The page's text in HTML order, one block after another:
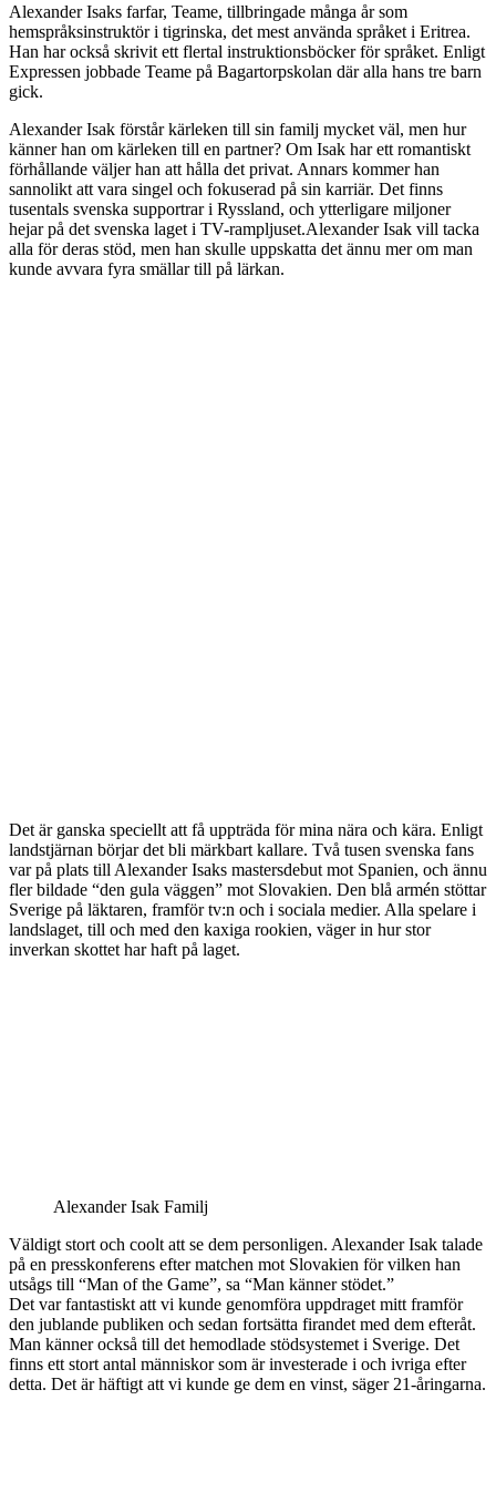
Alexander Isaks farfar, Teame, tillbringade många år som
hemspråksinstruktör i tigrinska, det mest använda språket i Eritrea.
Han har också skrivit ett flertal instruktionsböcker för språket. Enligt
Expressen jobbade Teame på Bagartorpskolan där alla hans tre barn
gick.
Alexander Isak förstår kärleken till sin familj mycket väl, men hur
känner han om kärleken till en partner? Om Isak har ett romantiskt
förhållande väljer han att hålla det privat. Annars kommer han
sannolikt att vara singel och fokuserad på sin karriär. Det finns
tusentals svenska supportrar i Ryssland, och ytterligare miljoner
hejar på det svenska laget i TV-rampljuset.Alexander Isak vill tacka
alla för deras stöd, men han skulle uppskatta det ännu mer om man
kunde avvara fyra smällar till på lärkan.
Det är ganska speciellt att få uppträda för mina nära och kära. Enligt
landstjärnan börjar det bli märkbart kallare. Två tusen svenska fans
var på plats till Alexander Isaks mastersdebut mot Spanien, och ännu
fler bildade “den gula väggen” mot Slovakien. Den blå armén stöttar
Sverige på läktaren, framför tv:n och i sociala medier. Alla spelare i
landslaget, till och med den kaxiga rookien, väger in hur stor
inverkan skottet har haft på laget.
Alexander Isak Familj
Väldigt stort och coolt att se dem personligen. Alexander Isak talade
på en presskonferens efter matchen mot Slovakien för vilken han
utsågs till “Man of the Game”, sa “Man känner stödet.”
Det var fantastiskt att vi kunde genomföra uppdraget mitt framför
den jublande publiken och sedan fortsätta firandet med dem efteråt.
Man känner också till det hemodlade stödsystemet i Sverige. Det
finns ett stort antal människor som är investerade i och ivriga efter
detta. Det är häftigt att vi kunde ge dem en vinst, säger 21-åringarna.